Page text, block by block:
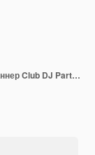
Публикация в социальных сетях и веб-баннер Club DJ Party Flyer